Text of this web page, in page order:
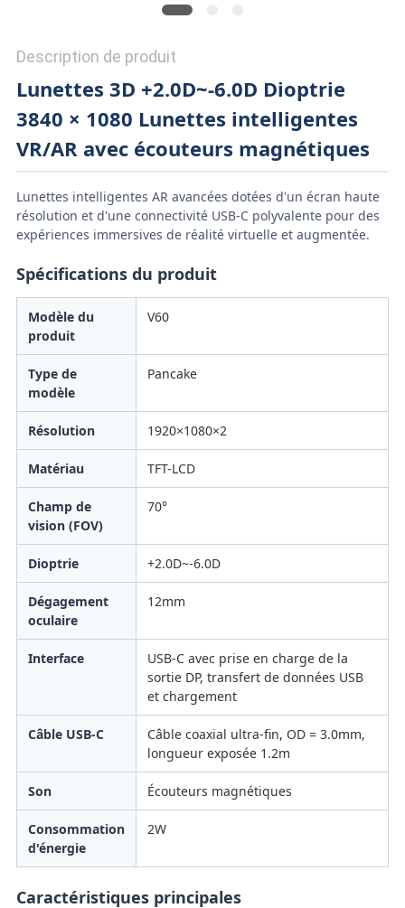
Description de produit
Lunettes 3D +2.0D~-6.0D Dioptrie
3840 × 1080 Lunettes intelligentes
VR/AR avec écouteurs magnétiques
Lunettes intelligentes AR avancées dotées d'un écran haute
résolution et d'une connectivité USB-C polyvalente pour des
expériences immersives de réalité virtuelle et augmentée.
Spécifications du produit
Modèle du
produit
V60
Type de
modèle
Pancake
Résolution 1920×1080×2
Matériau TFT-LCD
Champ de
vision (FOV)
70°
Dioptrie +2.0D~-6.0D
Dégagement
oculaire
12mm
Interface
USB-C avec prise en charge de la
sortie DP, transfert de données USB
et chargement
Câble USB-C
Câble coaxial ultra-fin, OD = 3.0mm,
longueur exposée 1.2m
Son Écouteurs magnétiques
Consommation
d'énergie
2W
Caractéristiques principales